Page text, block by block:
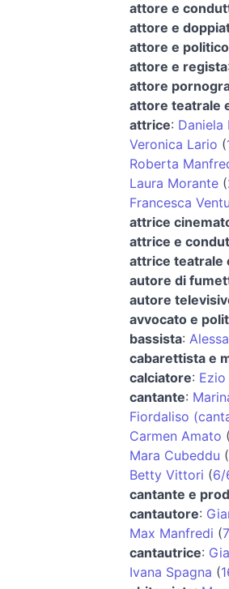
attore e
attore e
attore e politico
attore e regista:
attore
attore teatrale
attrice: Daniela
Veronica Lario (
Roberta
Laura Morante(
Francesca
attrice
attrice e
attrice teatrale
autore di
autore
avvocato e
bassista:
cabarettista e
calciatore: Ezio
cantante:
Fiordaliso
Carmen Amato (
Mara Cubeddu (
Betty Vittori (6/
cantante e
cantautore:
Max Manfredi (
cantautrice:
Ivana Spagna (